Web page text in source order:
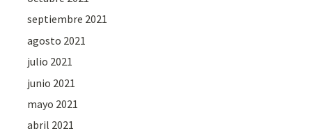
septiembre 2021
agosto 2021
julio 2021
junio 2021
mayo 2021
abril 2021